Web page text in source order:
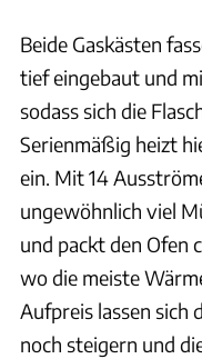
Beide Gaskästen
tief eingebaut und
sodass sich die
Serienmäßig heizt
ein. Mit 14
ungewöhnlich viel
und packt den Ofen
wo die meiste
Aufpreis lassen sich
noch steigern und